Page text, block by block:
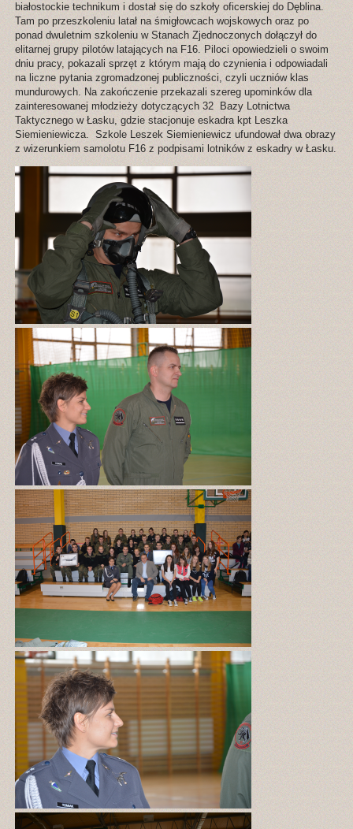
białostockie technikum i dostał się do szkoły oficerskiej do Dęblina.
Tam po przeszkoleniu latał na śmigłowcach wojskowych oraz po
ponad dwuletnim szkoleniu w Stanach Zjednoczonych dołączył do
elitarnej grupy pilotów latających na F16. Piloci opowiedzieli o swoim
dniu pracy, pokazali sprzęt z którym mają do czynienia i odpowiadali
na liczne pytania zgromadzonej publiczności, czyli uczniów klas
mundurowych. Na zakończenie przekazali szereg upominków dla
zainteresowanej młodzieży dotyczących 32 Bazy Lotnictwa
Taktycznego w Łasku, gdzie stacjonuje eskadra kpt Leszka
Siemieniewicza. Szkole Leszek Siemieniewicz ufundował dwa obrazy
z wizerunkiem samolotu F16 z podpisami lotników z eskadry w Łasku.